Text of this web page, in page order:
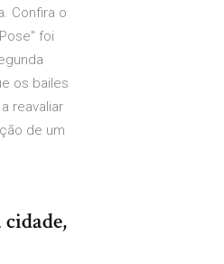
Confira o
foi
os bailes
reavaliar
de um